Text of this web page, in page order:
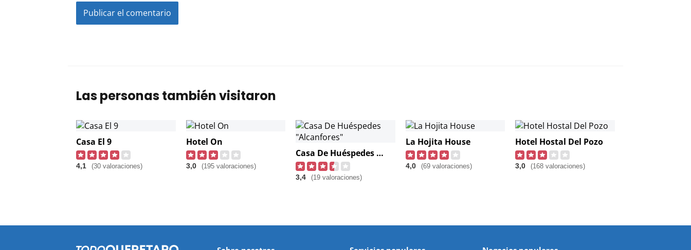
Las personas también visitaron
Casa El 9
4,1 (30 valoraciones)
Hotel On
3,0 (195 valoraciones)
Casa De Huéspedes "Alcanfores"
3,4 (19 valoraciones)
La Hojita House
4,0 (69 valoraciones)
Hotel Hostal Del Pozo
3,0 (168 valoraciones)